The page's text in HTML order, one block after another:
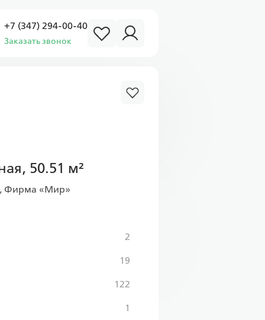
+7 (347) 294-00-40
Заказать звонок
50.51 м²
Фирма «Мир»
2
19
122
1